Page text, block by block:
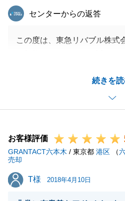
続きを
東急リバブル
センターからの返答
この度は、東急リバブル株式
ただきましたが、当初より直
検討の物件に対してのお問い
た。
物件でしたので、H様からの
する期待を感じておりました
結果的にはお問い合わせの物
め、別のお部屋をご購入いた
お客様評価
GRANTACT六本木 / 東京都 港区 （
売却
T様
T様 2018年4月10日